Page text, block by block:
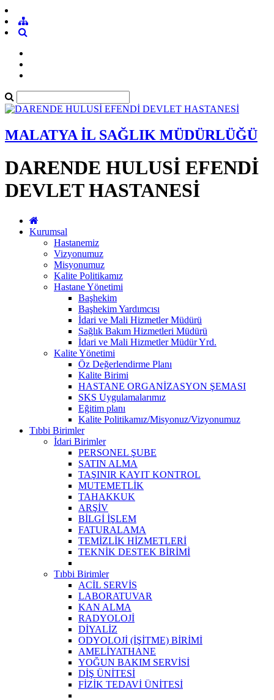
MALATYA İL SAĞLIK MÜDÜRLÜĞÜ
DARENDE HULUSİ EFENDİ
DEVLET HASTANESİ
Kurumsal
Hastanemiz
Vizyonumuz
Misyonumuz
Kalite Politikamız
Hastane Yönetimi
Başhekim
Başhekim Yardımcısı
İdari ve Mali Hizmetler Müdürü
Sağlık Bakım Hizmetleri Müdürü
İdari ve Mali Hizmetler Müdür Yrd.
Kalite Yönetimi
Öz Değerlendirme Planı
Kalite Birimi
HASTANE ORGANİZASYON ŞEMASI
SKS Uygulamalarımız
Eğitim planı
Kalite Politikamız/Misyonuz/Vizyonumuz
Tıbbi Birimler
İdari Birimler
PERSONEL ŞUBE
SATIN ALMA
TAŞINIR KAYIT KONTROL
MUTEMETLİK
TAHAKKUK
ARŞİV
BİLGİ İŞLEM
FATURALAMA
TEMİZLİK HİZMETLERİ
TEKNİK DESTEK BİRİMİ
Tıbbi Birimler
ACİL SERVİS
LABORATUVAR
KAN ALMA
RADYOLOJİ
DİYALİZ
ODYOLOJİ (İŞİTME) BİRİMİ
AMELİYATHANE
YOĞUN BAKIM SERVİSİ
DİŞ ÜNİTESİ
FİZİK TEDAVİ ÜNİTESİ